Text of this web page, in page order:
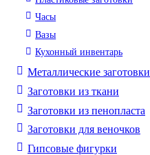
Часы
Вазы
Кухонный инвентарь
Металлические заготовки
Заготовки из ткани
Заготовки из пенопласта
Заготовки для веночков
Гипсовые фигурки